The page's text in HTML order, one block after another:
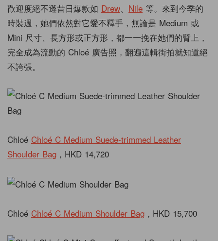
歡迎度絕不遜昔日爆款如 Drew Nile 等。來到今季的
時裝週，她們依然對它愛不釋手，無論是 Medium 或
Mini 尺寸、長方形或正方形，都一一挽在她們的臂上，
完全成為流動的 Chloé 廣告照，翻遍這輯街拍就知道絕
不誇張。
Chloé Chloé C Medium Suede-trimmed Leather
Shoulder Bag ，HKD 14,720
Chloé Chloé C Medium Shoulder Bag ，HKD 15,700